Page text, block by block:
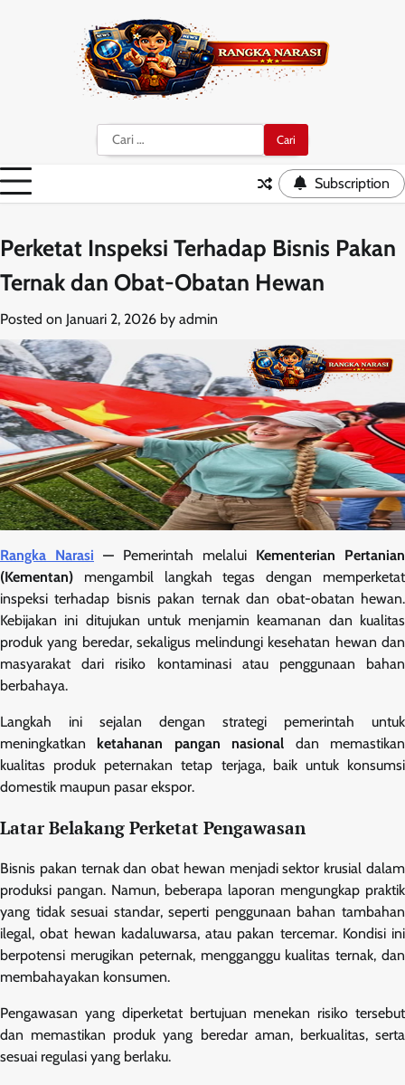
Cari
untuk:
Subscription
Perketat Inspeksi Terhadap Bisnis Pakan
Ternak dan Obat-Obatan Hewan
Posted on Januari 2, 2026 by admin
Rangka Narasi — Pemerintah melalui Kementerian Pertanian
(Kementan) mengambil langkah tegas dengan memperketat
inspeksi terhadap bisnis pakan ternak dan obat-obatan hewan.
Kebijakan ini ditujukan untuk menjamin keamanan dan kualitas
produk yang beredar, sekaligus melindungi kesehatan hewan dan
masyarakat dari risiko kontaminasi atau penggunaan bahan
berbahaya.
Langkah ini sejalan dengan strategi pemerintah untuk
meningkatkan
ketahanan pangan nasional dan memastikan
kualitas produk peternakan tetap terjaga, baik untuk konsumsi
domestik maupun pasar ekspor.
Latar Belakang Perketat Pengawasan
Bisnis pakan ternak dan obat hewan menjadi sektor krusial dalam
produksi pangan. Namun, beberapa laporan mengungkap praktik
yang tidak sesuai standar, seperti penggunaan bahan tambahan
ilegal, obat hewan kadaluwarsa, atau pakan tercemar. Kondisi ini
berpotensi merugikan peternak, mengganggu kualitas ternak, dan
membahayakan konsumen.
Pengawasan yang diperketat bertujuan menekan risiko tersebut
dan memastikan produk yang beredar aman, berkualitas, serta
sesuai regulasi yang berlaku.